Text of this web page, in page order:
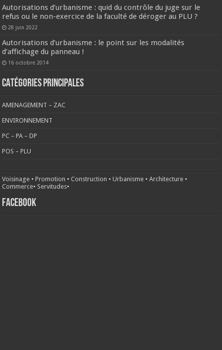
Autorisations d’urbanisme : quid du contrôle du juge sur le
refus ou le non-exercice de la faculté de déroger au PLU ?
28 juin 2022
Autorisations d’urbanisme : le point sur les modalités
d’affichage du panneau !
16 octobre 2014
CATÉGORIES PRINCIPALES
AMENAGEMENT – ZAC
ENVIRONNEMENT
PC – PA – DP
POS – PLU
Voisinage •Promotion •Construction •Urbanisme •Architecture •
Commerce• Servitudes•
FACEBOOK